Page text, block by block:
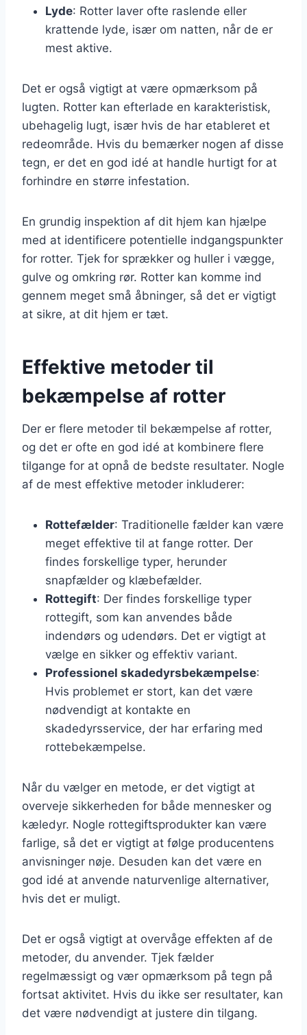
Lyde: Rotter laver ofte raslende eller
krattende lyde, især om natten, når de er
mest aktive.
Det er også vigtigt at være opmærksom på
lugten. Rotter kan efterlade en karakteristisk,
ubehagelig lugt, især hvis de har etableret et
redeområde. Hvis du bemærker nogen af disse
tegn, er det en god idé at handle hurtigt for at
forhindre en større infestation.
En grundig inspektion af dit hjem kan hjælpe
med at identificere potentielle indgangspunkter
for rotter. Tjek for sprækker og huller i vægge,
gulve og omkring rør. Rotter kan komme ind
gennem meget små åbninger, så det er vigtigt
at sikre, at dit hjem er tæt.
Effektive metoder til
bekæmpelse af rotter
Der er flere metoder til bekæmpelse af rotter,
og det er ofte en god idé at kombinere flere
tilgange for at opnå de bedste resultater. Nogle
af de mest effektive metoder inkluderer:
Rottefælder: Traditionelle fælder kan være
meget effektive til at fange rotter. Der
findes forskellige typer, herunder
snapfælder og klæbefælder.
Rottegift: Der findes forskellige typer
rottegift, som kan anvendes både
indendørs og udendørs. Det er vigtigt at
vælge en sikker og effektiv variant.
Professionel skadedyrsbekæmpelse:
Hvis problemet er stort, kan det være
nødvendigt at kontakte en
skadedyrsservice, der har erfaring med
rottebekæmpelse.
Når du vælger en metode, er det vigtigt at
overveje sikkerheden for både mennesker og
kæledyr. Nogle rottegiftsprodukter kan være
farlige, så det er vigtigt at følge producentens
anvisninger nøje. Desuden kan det være en
god idé at anvende naturvenlige alternativer,
hvis det er muligt.
Det er også vigtigt at overvåge effekten af de
metoder, du anvender. Tjek fælder
regelmæssigt og vær opmærksom på tegn på
fortsat aktivitet. Hvis du ikke ser resultater, kan
det være nødvendigt at justere din tilgang.